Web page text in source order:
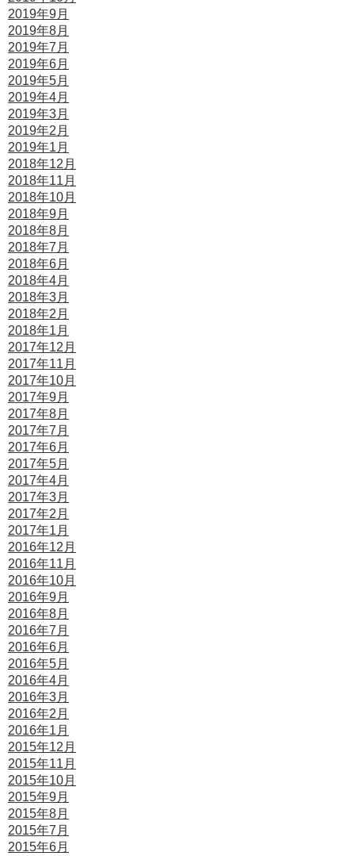
2019年9月
2019年8月
2019年7月
2019年6月
2019年5月
2019年4月
2019年3月
2019年2月
2019年1月
2018年12月
2018年11月
2018年10月
2018年9月
2018年8月
2018年7月
2018年6月
2018年4月
2018年3月
2018年2月
2018年1月
2017年12月
2017年11月
2017年10月
2017年9月
2017年8月
2017年7月
2017年6月
2017年5月
2017年4月
2017年3月
2017年2月
2017年1月
2016年12月
2016年11月
2016年10月
2016年9月
2016年8月
2016年7月
2016年6月
2016年5月
2016年4月
2016年3月
2016年2月
2016年1月
2015年12月
2015年11月
2015年10月
2015年9月
2015年8月
2015年7月
2015年6月